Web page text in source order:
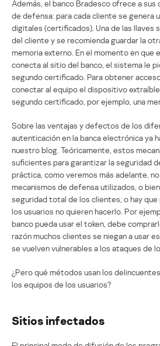
Además, el banco Bradesco ofrece a sus
de defensa: para cada cliente se genera
digitales (certificados). Una de las llaves
del cliente y se recomienda guardar la
memoria externo. En el momento en que
conecta al sitio del banco, el sistema le
segundo certificado. Para obtener
conectar al equipo el dispositivo
segundo certificado, por ejemplo, una
Sobre las ventajas y defectos de los
autenticación en la banca electrónica ya
nuestro blog. Teóricamente, estos
suficientes para garantizar la seguridad
práctica, como veremos más adelante,
mecanismos de defensa utilizados, o
seguridad total de los clientes, o hay que
los usuarios no quieren hacerlo. Por
banco pueda usar el token, debe
razón muchos clientes se niegan a usar
se vuelven vulnerables a los ataques de
¿Pero qué métodos usan los
los equipos de los usuarios?
Sitios infectados